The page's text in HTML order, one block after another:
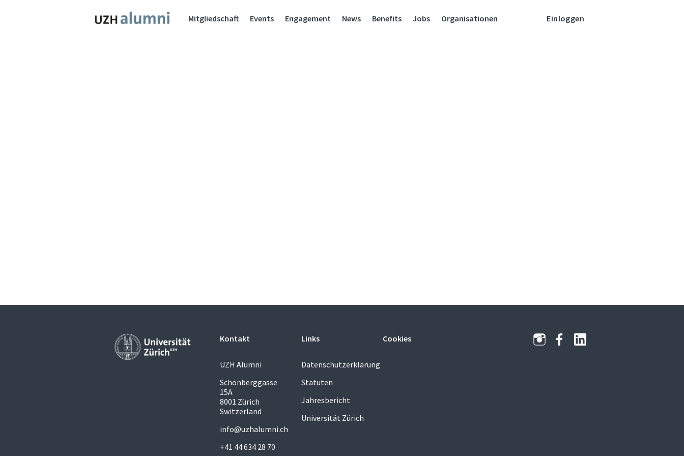
Mitgliedschaft Events Engagement News Benefits Jobs Organisationen Einloggen
Kontakt
UZH Alumni
Schönberggasse
15A
8001 Zürich
Switzerland
info@uzhalumni.ch
+41 44 634 28 70
Links
Datenschutzerklärung
Statuten
Jahresbericht
Universität Zürich
Cookies